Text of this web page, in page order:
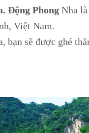
Động Phong Nha
Việt Nam.
bạn sẽ được ghé